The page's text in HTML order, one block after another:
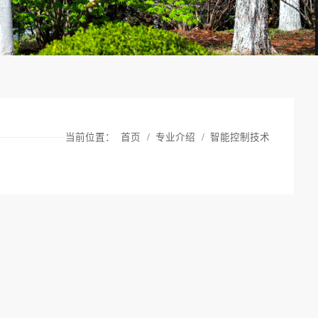
当前位置： 首页 / 专业介绍 / 智能控制技术